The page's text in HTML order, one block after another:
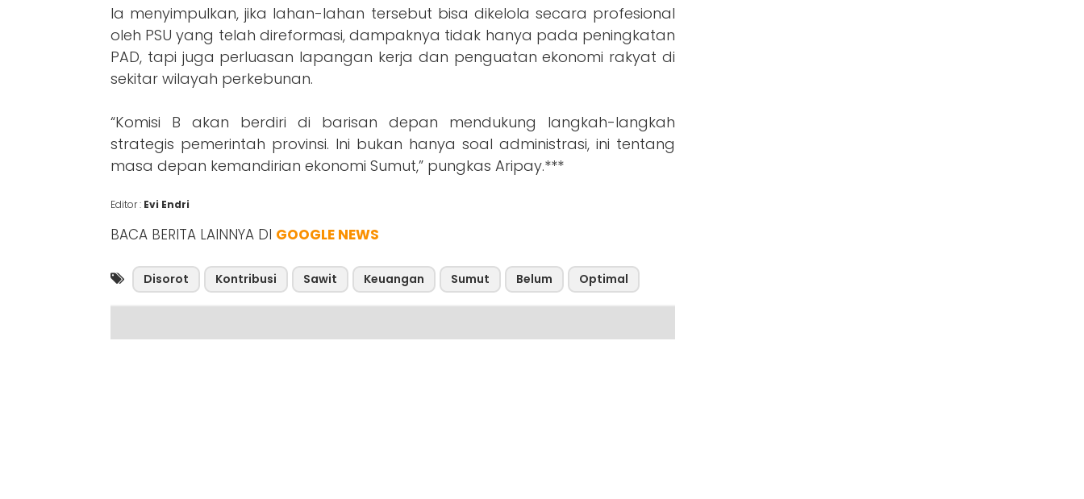
Ia menyimpulkan, jika lahan-lahan tersebut bisa dikelola secara profesional
oleh PSU yang telah direformasi, dampaknya tidak hanya pada peningkatan
PAD, tapi juga perluasan lapangan kerja dan penguatan ekonomi rakyat di
sekitar wilayah perkebunan.
“Komisi B akan berdiri di barisan depan mendukung langkah-langkah
strategis pemerintah provinsi. Ini bukan hanya soal administrasi, ini tentang
masa depan kemandirian ekonomi Sumut,” pungkas Aripay.***
Editor : Evi Endri
BACA BERITA LAINNYA DI GOOGLE NEWS
Disorot Kontribusi Sawit Keuangan Sumut Belum Optimal